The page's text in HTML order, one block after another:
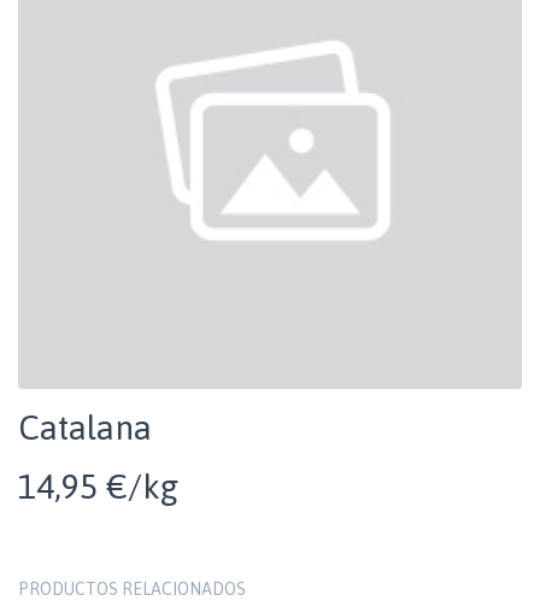
Catalana
14,95 €/kg
PRODUCTOS RELACIONADOS